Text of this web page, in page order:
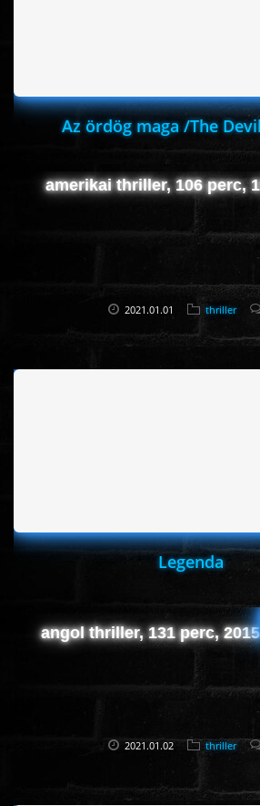
ANIMÁCIÓS
KALAND
CSALÁDI
DOKUMENTUMFILMEK
Az ördög maga /The
amerikai thriller, 106 perc,
2021.01.01 thriller
Legenda
angol thriller, 131 perc, 2015
2021.01.02 thriller